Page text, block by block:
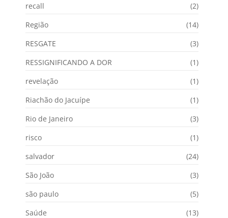
recall
(2)
Região
(14)
RESGATE
(3)
RESSIGNIFICANDO A DOR
(1)
revelação
(1)
Riachão do Jacuípe
(1)
Rio de Janeiro
(3)
risco
(1)
salvador
(24)
São João
(3)
são paulo
(5)
Saúde
(13)